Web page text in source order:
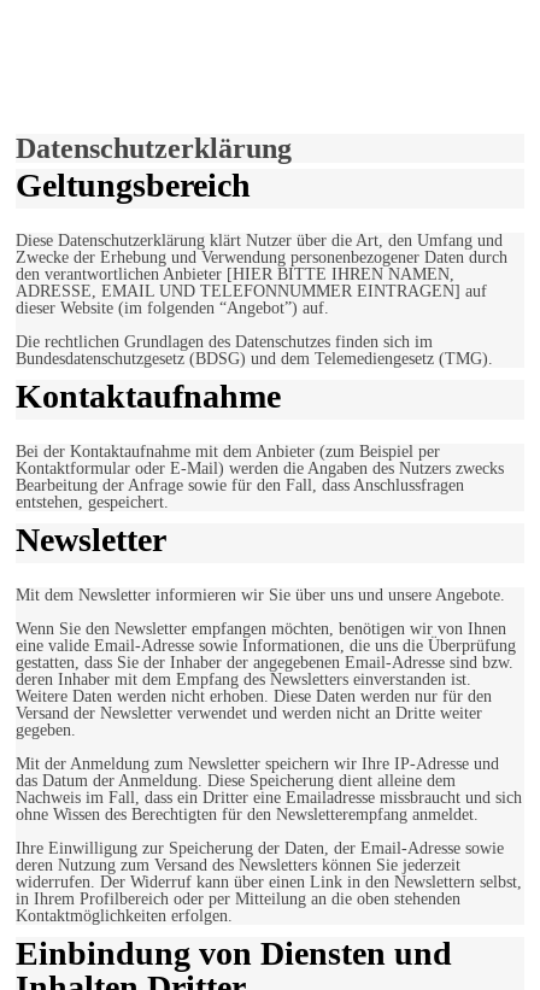
Datenschutzerklärung
Geltungsbereich
Diese Datenschutzerklärung klärt Nutzer über die Art, den Umfang und
Zwecke der Erhebung und Verwendung personenbezogener Daten durch
den verantwortlichen Anbieter [HIER BITTE IHREN NAMEN,
ADRESSE, EMAIL UND TELEFONNUMMER EINTRAGEN] auf
dieser Website (im folgenden “Angebot”) auf.
Die rechtlichen Grundlagen des Datenschutzes finden sich im
Bundesdatenschutzgesetz (BDSG) und dem Telemediengesetz (TMG).
Kontaktaufnahme
Bei der Kontaktaufnahme mit dem Anbieter (zum Beispiel per
Kontaktformular oder E-Mail) werden die Angaben des Nutzers zwecks
Bearbeitung der Anfrage sowie für den Fall, dass Anschlussfragen
entstehen, gespeichert.
Newsletter
Mit dem Newsletter informieren wir Sie über uns und unsere Angebote.
Wenn Sie den Newsletter empfangen möchten, benötigen wir von Ihnen
eine valide Email-Adresse sowie Informationen, die uns die Überprüfung
gestatten, dass Sie der Inhaber der angegebenen Email-Adresse sind bzw.
deren Inhaber mit dem Empfang des Newsletters einverstanden ist.
Weitere Daten werden nicht erhoben. Diese Daten werden nur für den
Versand der Newsletter verwendet und werden nicht an Dritte weiter
gegeben.
Mit der Anmeldung zum Newsletter speichern wir Ihre IP-Adresse und
das Datum der Anmeldung. Diese Speicherung dient alleine dem
Nachweis im Fall, dass ein Dritter eine Emailadresse missbraucht und sich
ohne Wissen des Berechtigten für den Newsletterempfang anmeldet.
Ihre Einwilligung zur Speicherung der Daten, der Email-Adresse sowie
deren Nutzung zum Versand des Newsletters können Sie jederzeit
widerrufen. Der Widerruf kann über einen Link in den Newslettern selbst,
in Ihrem Profilbereich oder per Mitteilung an die oben stehenden
Kontaktmöglichkeiten erfolgen.
Einbindung von Diensten und